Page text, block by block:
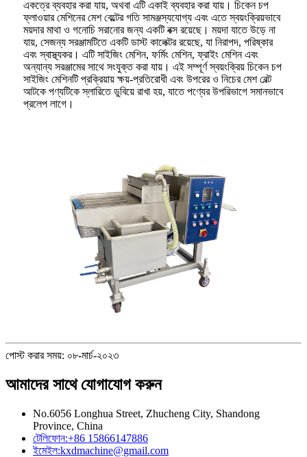
একত্রে ব্যবহার করা যায়, অথবা এটি একাই ব্যবহার করা যায়। চিকেন চপ
ফ্লাওয়ার মেশিনের মেশ বেল্টের গতি সামঞ্জস্যযোগ্য এবং এতে স্বয়ংক্রিয়ভাবে
ময়দার মাথা ও গনোচি সরানোর জন্য একটি বক্স রয়েছে। ময়দা যাতে উড়ে না
যায়, সেজন্য সরঞ্জামটিতে একটি ডাস্ট কালেক্টর রয়েছে, যা নিরাপদ, পরিষ্কার
এবং স্বাস্থ্যকর। এটি সাইজিং মেশিন, ফর্মিং মেশিন, ফ্রাইং মেশিন এবং
অন্যান্য সরঞ্জামের সাথে সংযুক্ত করা যায়। এই সম্পূর্ণ স্বয়ংক্রিয় চিকেন চপ
সাইজিং মেশিনটি প্রক্রিয়ায় ক্ষয়-প্রতিরোধী এবং উপরের ও নিচের মেশ বেল্ট
আটকে পণ্যটিকে স্লারিতে ডুবিয়ে রাখা হয়, যাতে পণ্যের উপরিভাগে সমানভাবে
প্রলেপ লাগে।
পোস্ট করার সময়: ০৮-মার্চ-২০২৩
আমাদের সাথে যোগাযোগ করুন
No.6056 Longhua Street, Zhucheng City, Shandong
Province, China
টেলিফোন:+86 15866147886
ইমেইল:kxdmachine@gmail.com